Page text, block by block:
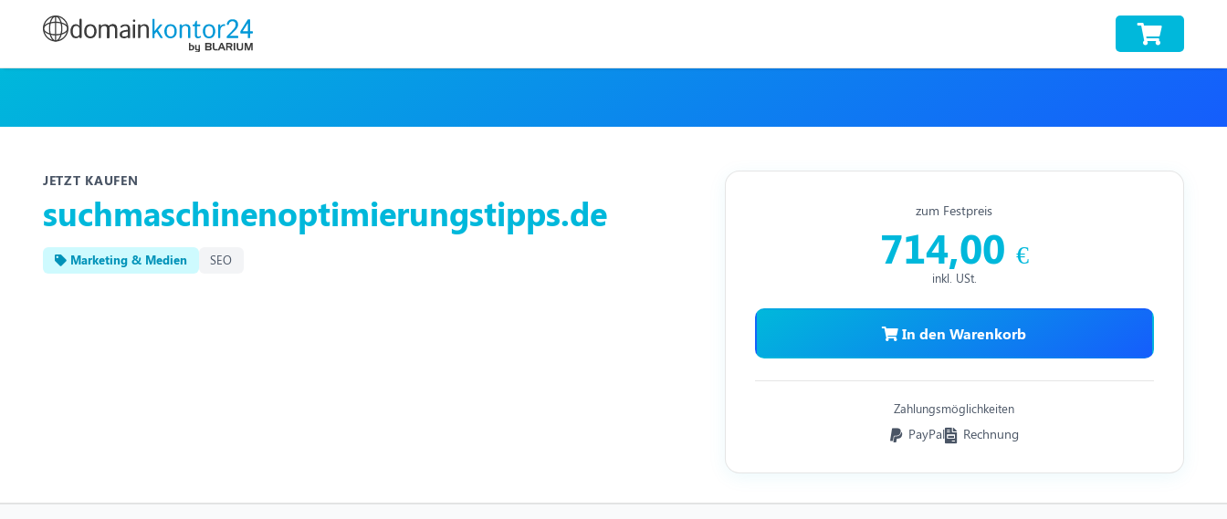
JETZT KAUFEN
suchmaschinenoptimierungstipps.de
Marketing & Medien SEO
zum Festpreis
714,00 €
inkl. USt.
In den Warenkorb
Zahlungsmöglichkeiten
PayPal Rechnung